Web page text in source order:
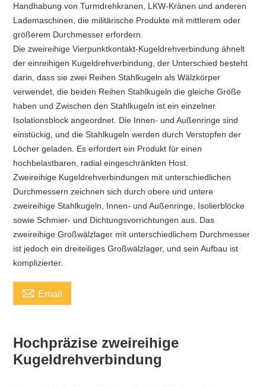
Handhabung von Turmdrehkranen, LKW-Kränen und anderen
Lademaschinen, die militärische Produkte mit mittlerem oder
größerem Durchmesser erfordern.
Die zweireihige Vierpunktkontakt-Kugeldrehverbindung ähnelt
der einreihigen Kugeldrehverbindung, der Unterschied besteht
darin, dass sie zwei Reihen Stahlkugeln als Wälzkörper
verwendet, die beiden Reihen Stahlkugeln die gleiche Größe
haben und Zwischen den Stahlkugeln ist ein einzelner
Isolationsblock angeordnet. Die Innen- und Außenringe sind
einstückig, und die Stahlkugeln werden durch Verstopfen der
Löcher geladen. Es erfordert ein Produkt für einen
hochbelastbaren, radial eingeschränkten Host.
Zweireihige Kugeldrehverbindungen mit unterschiedlichen
Durchmessern zeichnen sich durch obere und untere
zweireihige Stahlkugeln, Innen- und Außenringe, Isolierblöcke
sowie Schmier- und Dichtungsvorrichtungen aus. Das
zweireihige Großwälzlager mit unterschiedlichem Durchmesser
ist jedoch ein dreiteiliges Großwälzlager, und sein Aufbau ist
komplizierter.
 Email
Hochpräzise zweireihige
Kugeldrehverbindung